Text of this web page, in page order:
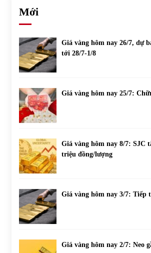
Mới
Giá vàng hôm nay 26/7, dự
tới 28/7-1/8
Giá vàng hôm nay 25/7:
Giá vàng hôm nay 8/7: SJC
triệu đồng/lượng
Giá vàng hôm nay 3/7: Tiếp
Giá vàng hôm nay 2/7: Neo